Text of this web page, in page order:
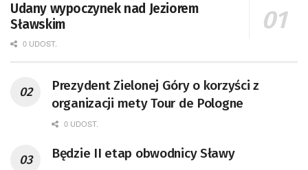
Udany wypoczynek nad Jeziorem
Sławskim
0 UDOST.
Prezydent Zielonej Góry o korzyści z
organizacji mety Tour de Pologne
0 UDOST.
Będzie II etap obwodnicy Sławy